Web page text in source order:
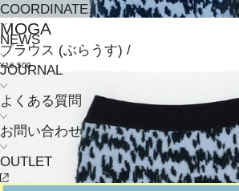
COORDINATE
NEWS
JOURNAL
よくある質問
お問い合わせ
OUTLET
MOGA
ブラウス (ぶらうす) /
¥16,500